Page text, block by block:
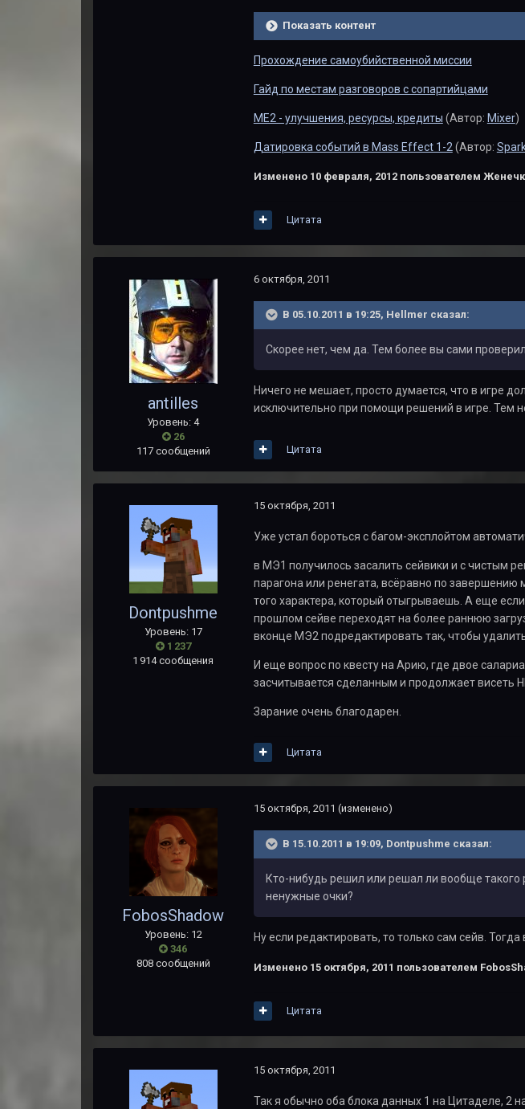
Показать контент
Прохождение самоубийственной миссии
Гайд по местам разговоров с сопартийцами
ME2 - улучшения, ресурсы, кредиты (Автор: Mixer)
Датировка событий в Mass Effect 1-2 (Автор:
Изменено 10 февраля, 2012пользователем
Цитата
antilles
Уровень: 4
26
117 сообщений
6 октября, 2011
В 05.10.2011 в 19:25, Hellmer сказал:
Скорее нет, чем да. Тем более вы сами
Ничего не мешает, просто думается, что в игре
исключительно при помощи решений в игре. Тем
Цитата
Dontpushme
Уровень: 17
1 237
1 914 сообщения
15 октября, 2011
Уже устал бороться с багом-эксплойтом
в МЭ1 получилось засалить сейвики и с чистым
парагона или ренегата, всёравно по завершению
того характера, который отыгрываешь. А еще
прошлом сейве переходят на более раннюю
вконце МЭ2 подредактировать так, чтобы
И еще вопрос по квесту на Арию, где двое
засчитывается сделанным и продолжает висеть
Зарание очень благодарен.
Цитата
FobosShadow
Уровень: 12
346
808 сообщений
15 октября, 2011 (изменено)
В 15.10.2011 в 19:09, Dontpushme сказал:
Кто-нибудь решил или решал ли вообще
ненужные очки?
Ну если редактировать, то только сам сейв. Тогда
Изменено 15 октября, 2011 пользователем
Цитата
15 октября, 2011
Так я обычно оба блока данных 1 на Цитаделе, 2